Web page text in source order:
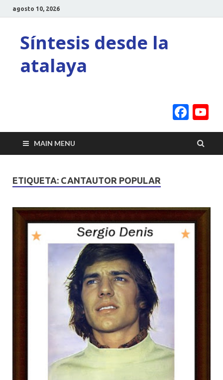
agosto 10, 2026
Síntesis desde la
atalaya
MAIN MENU
ETIQUETA: CANTAUTOR POPULAR